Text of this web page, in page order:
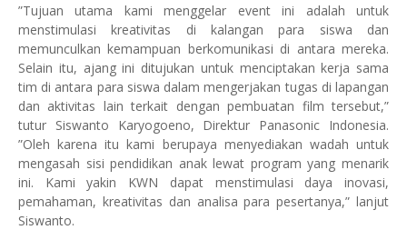
”Tujuan utama kami menggelar event ini adalah untuk
menstimulasi kreativitas di kalangan para siswa dan
memunculkan kemampuan berkomunikasi di antara mereka.
Selain itu, ajang ini ditujukan untuk menciptakan kerja sama
tim di antara para siswa dalam mengerjakan tugas di lapangan
dan aktivitas lain terkait dengan pembuatan film tersebut,”
tutur Siswanto Karyogoeno, Direktur Panasonic Indonesia.
”Oleh karena itu kami berupaya menyediakan wadah untuk
mengasah sisi pendidikan anak lewat program yang menarik
ini. Kami yakin KWN dapat menstimulasi daya inovasi,
pemahaman, kreativitas dan analisa para pesertanya,” lanjut
Siswanto.